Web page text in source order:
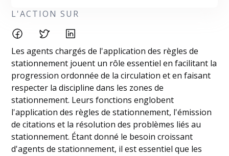
L'ACTION SUR
Les agents chargés de l'application des règles de
stationnement jouent un rôle essentiel en facilitant la
progression ordonnée de la circulation et en faisant
respecter la discipline dans les zones de
stationnement. Leurs fonctions englobent
l'application des règles de stationnement, l'émission
de citations et la résolution des problèmes liés au
stationnement. Étant donné le besoin croissant
d'agents de stationnement, il est essentiel que les